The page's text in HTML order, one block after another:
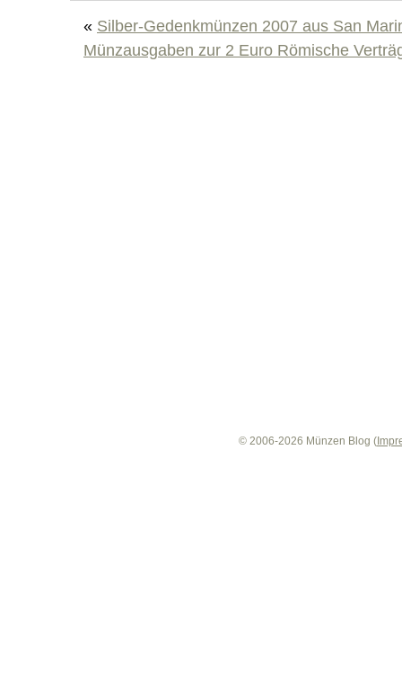
« Silber-Gedenkmünzen 2007 aus San
Münzausgaben zur 2 Euro Römische
© 2006-2026 Münzen Blog (